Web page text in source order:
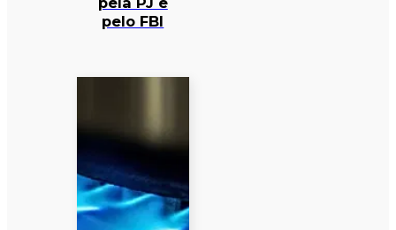
pelo FBI